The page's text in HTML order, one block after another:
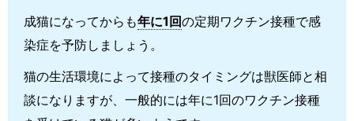
成猫になってからも年に1回の定期ワクチン接種で感
染症を予防しましょう。
猫の生活環境によって接種のタイミングは獣医師と相
談になりますが、一般的には年に1回のワクチン接種